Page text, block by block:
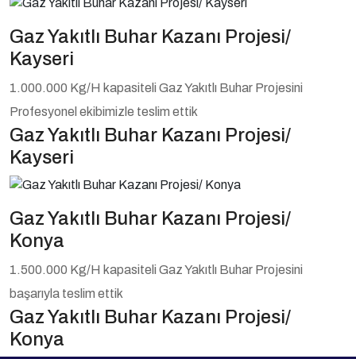
Gaz Yakıtlı Buhar Kazanı Projesi/
Kayseri
1.000.000 Kg/H kapasiteli Gaz Yakıtlı Buhar Projesini
Profesyonel ekibimizle teslim ettik
Gaz Yakıtlı Buhar Kazanı Projesi/
Kayseri
Gaz Yakıtlı Buhar Kazanı Projesi/
Konya
1.500.000 Kg/H kapasiteli Gaz Yakıtlı Buhar Projesini
başarıyla teslim ettik
Gaz Yakıtlı Buhar Kazanı Projesi/
Konya